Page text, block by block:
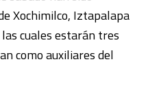
Xochimilco, Iztapalapa
cuales estarán tres
como auxiliares del